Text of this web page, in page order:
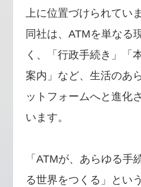
上に位置づけられてい
同社は、ATMを単なる
く、「行政手続き」「
案内」など、生活のあ
ットフォームへと進化
います。
「ATMが、あらゆる手
る世界をつくる」とい